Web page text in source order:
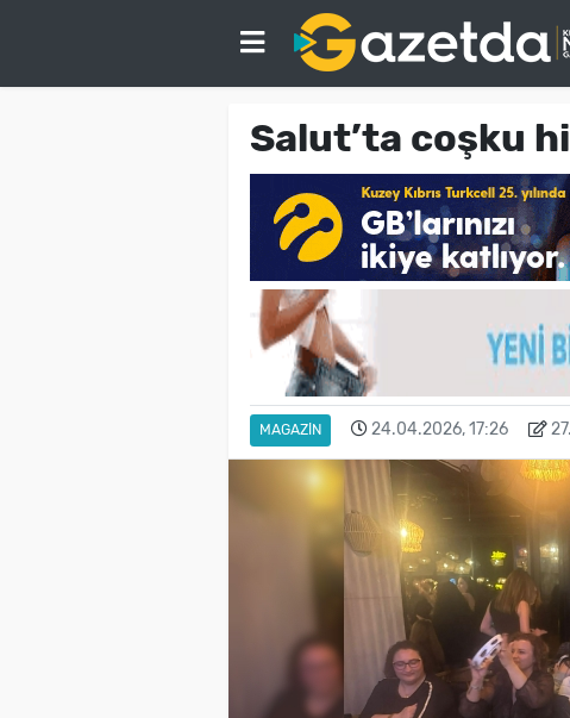
Salut’ta coşku
MAGAZIN 24.04.2026, 17:26